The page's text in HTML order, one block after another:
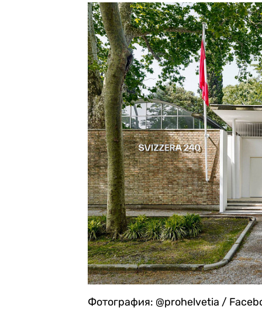
Фотография: @prohelvetia /